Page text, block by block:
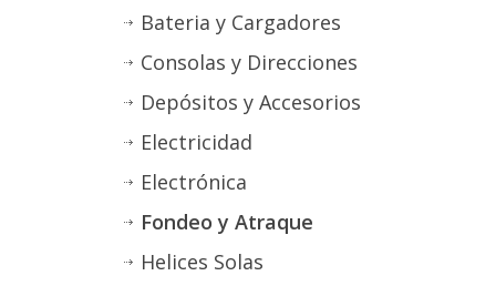
Bateria y Cargadores
Consolas y Direcciones
Depósitos y Accesorios
Electricidad
Electrónica
Fondeo y Atraque
Helices Solas